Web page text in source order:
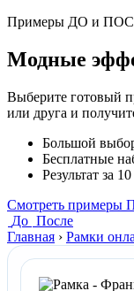
Примеры ДО и
Модные
Выберите готовый
или друга и
Большой
Бесплатные
Результат за
Смотреть примеры
До После
Главная › Рамки